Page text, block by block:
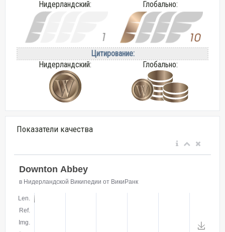
Нидерландский: Глобально:
Цитирование:
Нидерландский:
Глобально:
Показатели качества